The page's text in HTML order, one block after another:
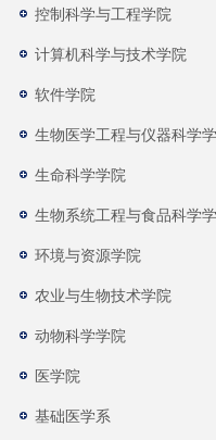
控制科学与工程学院
计算机科学与技术学院
软件学院
生物医学工程与仪器科学
生命科学学院
生物系统工程与食品科学
环境与资源学院
农业与生物技术学院
动物科学学院
医学院
基础医学系